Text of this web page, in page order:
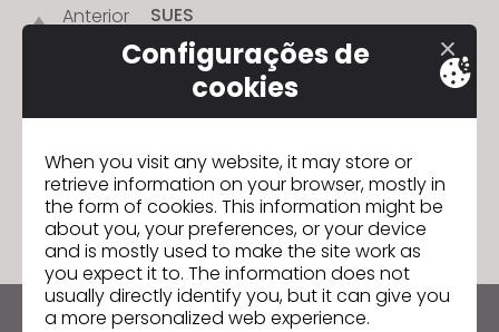
Anterior SUES
Seguinte ED CRUTCHLEY
IR PARA A LISTA
Configurações de
cookies
When you visit any website, it may store or
retrieve information on your browser, mostly in
the form of cookies. This information might be
about you, your preferences, or your device
and is mostly used to make the site work as
you expect it to. The information does not
usually directly identify you, but it can give you
a more personalized web experience.